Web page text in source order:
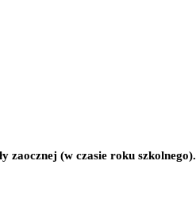
zaocznej (w czasie roku szkolnego).